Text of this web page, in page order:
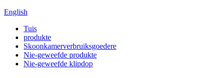
English
Tuis
produkte
Skoonkamerverbruiksgoedere
Nie-geweefde produkte
Nie-geweefde klipdop